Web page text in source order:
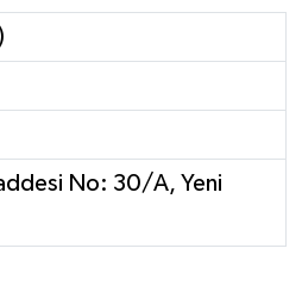
No: 30/A, Yeni